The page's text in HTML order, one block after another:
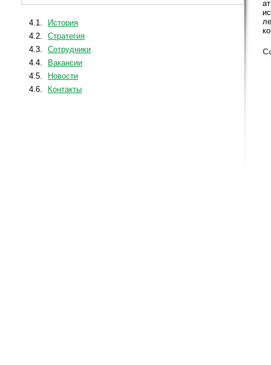
4.1.
История
4.2.
Стратегия
4.3.
Сотрудники
4.4.
Вакансии
4.5.
Новости
4.6.
Контакты